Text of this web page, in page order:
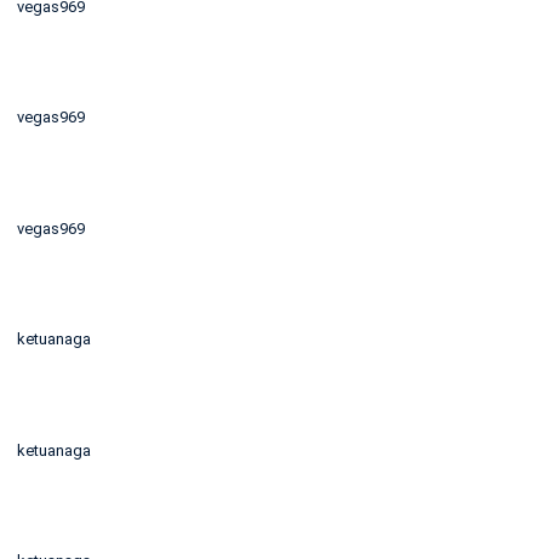
vegas969
vegas969
vegas969
ketuanaga
ketuanaga